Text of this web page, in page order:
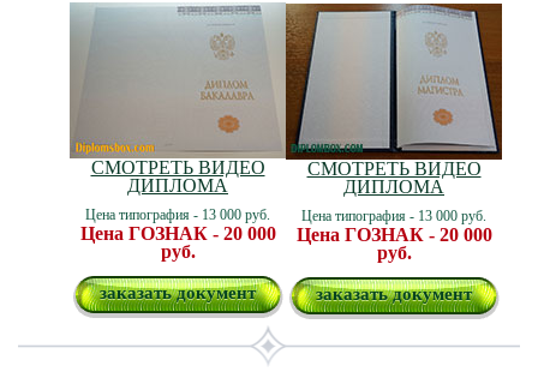
СМОТРЕТЬ ВИДЕО
ДИПЛОМА
Цена типография - 13 000 руб.
Цена ГОЗНАК - 20 000
руб.
заказать документ
СМОТРЕТЬ ВИДЕО
ДИПЛОМА
Цена типография - 13 000 руб.
Цена ГОЗНАК - 20 000
руб.
заказать документ